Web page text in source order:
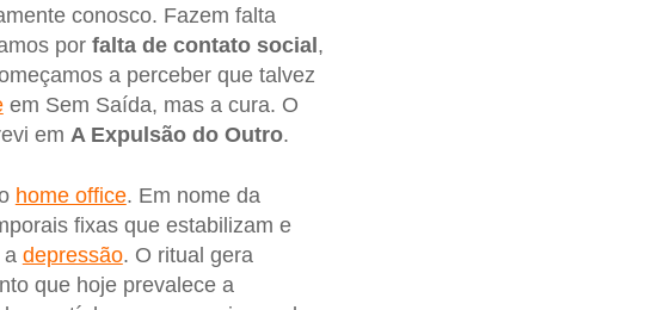
conosco. Fazem falta
por falta de contato social,
a perceber que talvez
em Sem Saída, mas a cura. O
em A Expulsão do Outro.
home office. Em nome da
fixas que estabilizam e
a depressão. O ritual gera
que hoje prevalece a